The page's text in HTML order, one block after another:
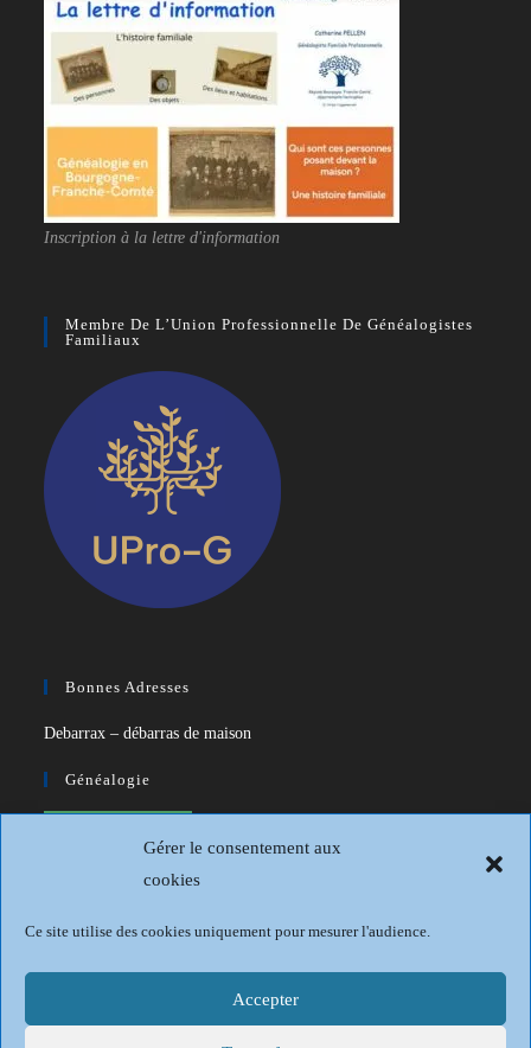
Gérer le consentement aux
cookies
Ce site utilise des cookies uniquement pour mesurer l'audience.
Accepter
Inscription à la lettre d'information
Membre De L’Union Professionnelle De Généalogistes
Familiaux
Bonnes Adresses
Debarrax – débarras de maison
Généalogie
Revue Française de Généalogie